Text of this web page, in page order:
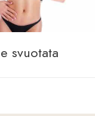
svuotata